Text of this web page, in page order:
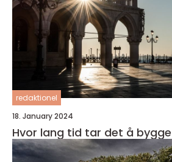
redaktionel
18. January 2024
Hvor lang tid tar det å